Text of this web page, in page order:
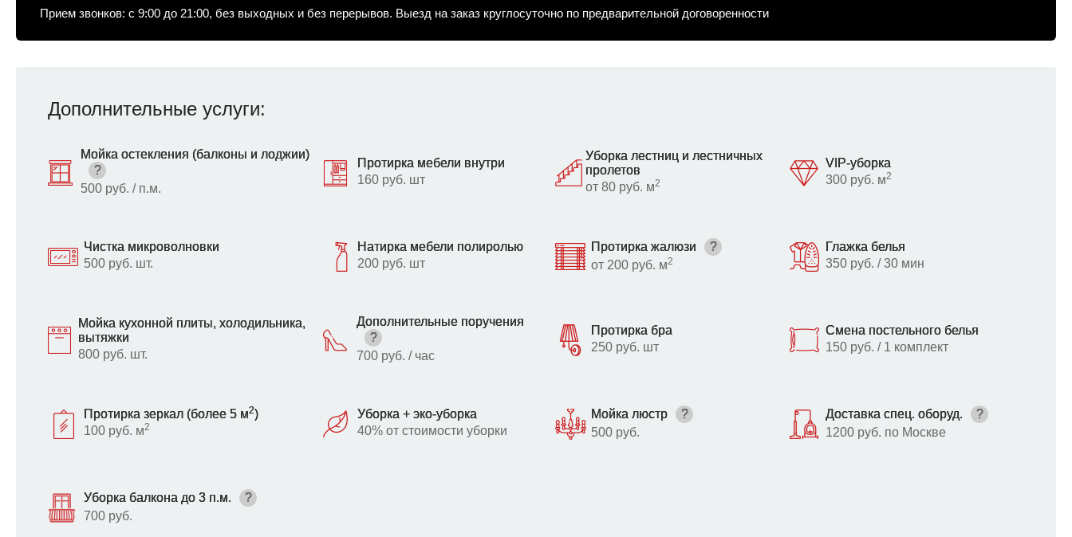
Прием звонков: с 9:00 до 21:00, без выходных и без перерывов. Выезд на заказ круглосуточно по предварительной договоренности
Дополнительные услуги:
Мойка остекления (балконы и лоджии)
?
500 руб. / п.м.
Чистка микроволновки
500 руб. шт.
Мойка кухонной плиты, холодильника,
вытяжки
800 руб. шт.
Протирка зеркал (более 5 м2)
100 руб. м2
Уборка балкона до 3 п.м.
?
700 руб.
Протирка мебели внутри
160 руб. шт
Натирка мебели полиролью
200 руб. шт
Дополнительные поручения
?
700 руб. / час
Уборка + эко-уборка
40% от стоимости уборки
Уборка лестниц и лестничных
пролетов
от 80 руб. м2
Протирка жалюзи
?
от 200 руб. м2
Протирка бра
250 руб. шт
Мойка люстр
?
500 руб.
VIP-уборка
300 руб. м2
Глажка белья
350 руб. / 30 мин
Смена постельного белья
150 руб. / 1 комплект
Доставка спец. оборуд.
?
1200 руб. по Москве